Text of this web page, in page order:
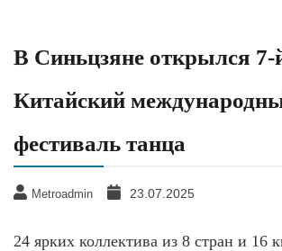
В Синьцзяне открылся 7-
Китайский
фестиваль танца
Metroadmin 23.07.2025
24 ярких коллектива из 8 стран и 16